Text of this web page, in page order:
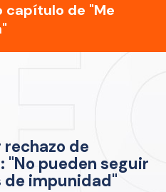
capítulo de "Me
de
"No pueden seguir
de impunidad"